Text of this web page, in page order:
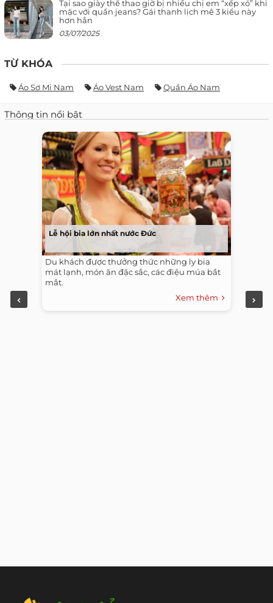
Tại sao giày thể thao giờ bị nhiều chị em “xếp xó” khi
mặc với quần jeans? Gái thanh lịch mê 3 kiểu này
hơn hẳn
03/07/2025
TỪ KHÓA
Áo Sơ Mi Nam Áo Vest Nam Quần Áo Nam
Thông tin nổi bật
Lễ hội bia lớn nhất nước Đức
Du khách được thưởng thức những ly bia
mát lạnh, món ăn đặc sắc, các điệu múa bắt
mắt.
Xem thêm